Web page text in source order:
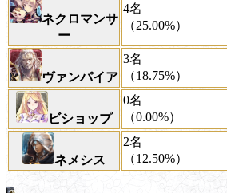
ネクロマンサ
ー
4名
（25.00%）
ヴァンパイア
3名
（18.75%）
ビショップ
0名
（0.00%）
ネメシス
2名
（12.50%）